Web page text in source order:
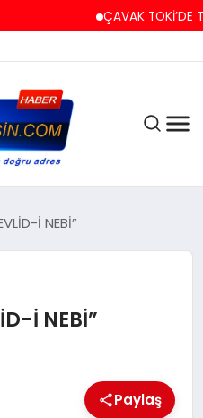
ÇAVAK TOKİ’DE
İ NEBİ”
İ NEBİ”
Paylaş